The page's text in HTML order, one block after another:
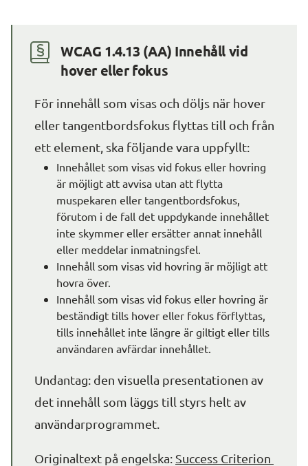
hover eller fokus
För innehåll som visas och döljs när hover
eller tangentbordsfokus flyttas till och från
ett element, ska följande vara uppfyllt:
Innehållet som visas vid fokus eller hovring
är möjligt att avvisa utan att flytta
muspekaren eller tangentbordsfokus,
förutom i de fall det uppdykande innehållet
inte skymmer eller ersätter annat innehåll
eller meddelar inmatningsfel.
Innehåll som visas vid hovring är möjligt att
hovra över.
Innehåll som visas vid fokus eller hovring är
beständigt tills hover eller fokus förflyttas,
tills innehållet inte längre är giltigt eller tills
användaren avfärdar innehållet.
Undantag: den visuella presentationen av
det innehåll som läggs till styrs helt av
användarprogrammet.
Originaltext på engelska: Success Criterion